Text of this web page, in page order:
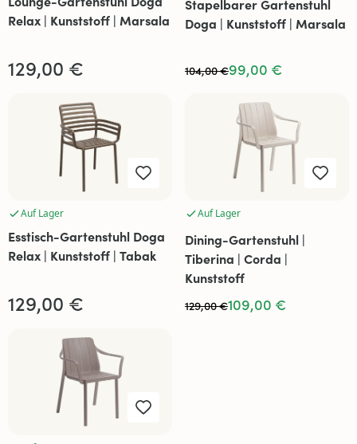
Relax | Kunststoff | Marsala
129,00 €
Stapelbarer Gartenstuhl
Doga | Kunststoff | Marsala
99,00 €
104,00 €
Auf Lager
Esstisch-Gartenstuhl Doga
Relax | Kunststoff | Tabak
129,00 €
Auf Lager
Dining-Gartenstuhl |
Tiberina | Corda |
Kunststoff
109,00 €
129,00 €